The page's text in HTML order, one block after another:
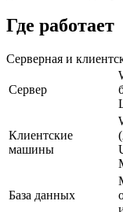
Где работает
Серверная и
Сервер
Клиентские
машины
База данных